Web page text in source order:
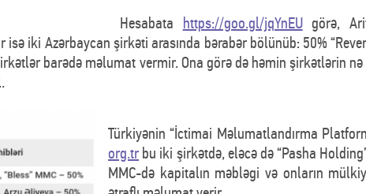
Hesabata https://goo.gl/jqYnEUgörə,
iki Azərbaycan şirkəti arasında bərabər bölünüb: 50%
barədə məlumat vermir. Ona görə də həmin şirkətlərin nə
Türkiyənin “İctimai Məlumatlandırma
org.tr bu iki şirkətdə, eləcə də “Pasha
MMC-də kapitalın məbləgi və onların